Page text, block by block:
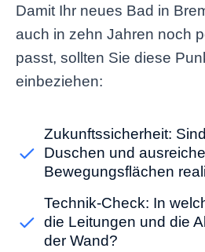
Damit Ihr neues Bad in
auch in zehn Jahren noch
passt, sollten Sie diese
einbeziehen:
Zukunftssicherheit:
Duschen und
Bewegungsflächen
Technik-Check: In
die Leitungen und die
der Wand?